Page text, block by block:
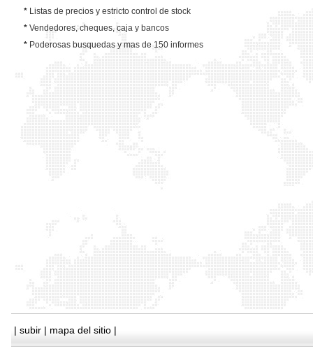
* Listas de precios y estricto control de stock
* Vendedores, cheques, caja y bancos
* Poderosas busquedas y mas de 150 informes
| subir | mapa del sitio |